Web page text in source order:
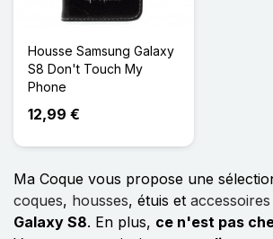
Housse Samsung Galaxy
S8 Don't Touch My
Phone
12,99 €
Ma Coque vous propose une
coques, housses, étuis et accessoires
Galaxy S8. En plus, ce n'est pas